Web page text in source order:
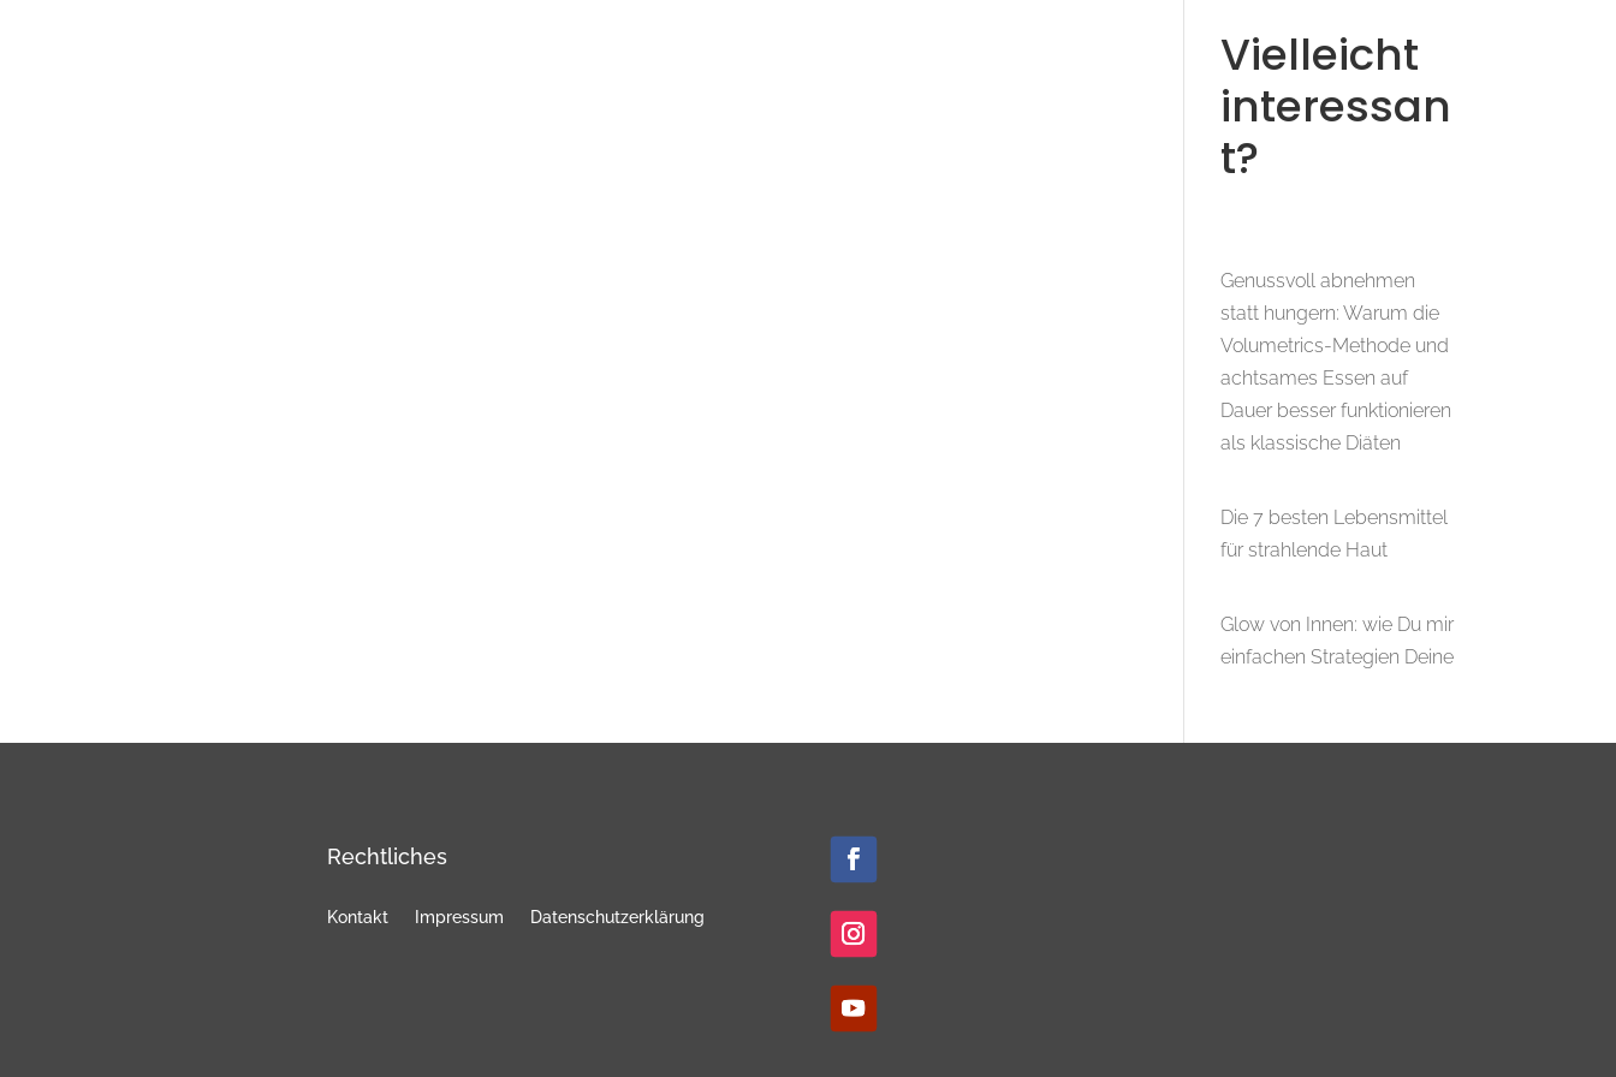
Vielleicht
interessan
t?
Genussvoll abnehmen
statt hungern: Warum die
Volumetrics-Methode und
achtsames Essen auf
Dauer besser funktionieren
als klassische Diäten
Die 7 besten Lebensmittel
für strahlende Haut
Glow von Innen: wie Du mir
einfachen Strategien Deine
Rechtliches
Kontakt Impressum Datenschutzerklärung